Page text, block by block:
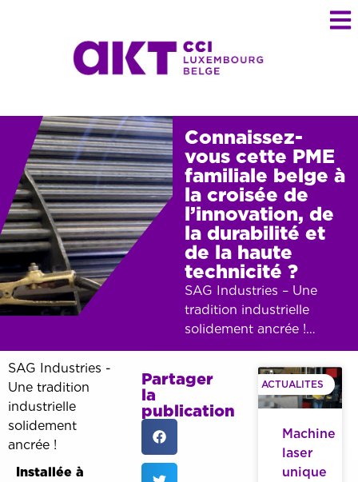
Connaissez-
vous cette PME
familiale belge à
la croisée de
l’innovation, de
la durabilité et
de la haute
technicité ?
SAG Industries – Une
tradition industrielle
solidement ancrée !…
Partager
la
publication
SAG Industries -
Une tradition
industrielle
solidement
ancrée !
Installée à
ACTUALITES
Machine
laser
unique